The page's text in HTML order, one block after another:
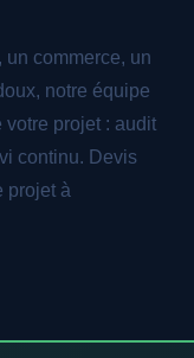
un commerce, un
notre équipe
projet : audit
continu. Devis
projet à